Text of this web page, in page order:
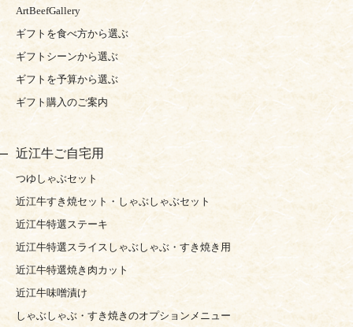
ArtBeefGallery
ギフトを食べ方から選ぶ
ギフトシーンから選ぶ
ギフトを予算から選ぶ
ギフト購入のご案内
近江牛ご自宅用
つゆしゃぶセット
近江牛すき焼セット・しゃぶしゃぶセット
近江牛特選ステーキ
近江牛特選スライスしゃぶしゃぶ・すき焼き用
近江牛特選焼き肉カット
近江牛味噌漬け
しゃぶしゃぶ・すき焼きのオプションメニュー